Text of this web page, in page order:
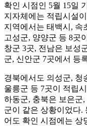
확인 시점인 5월 15일
지자체에는 적립시설
지역에서는 태백시, 속
고성군, 양양군 등 8곳
창군 3곳, 전남은 보성
군, 신안군 7곳에서 등
경북에서도 의성군, 청
울릉군 등 7곳이 적립
하동군, 충북은 보은군
군이 같은 상황이었다.
어도 확인 시점에는 상